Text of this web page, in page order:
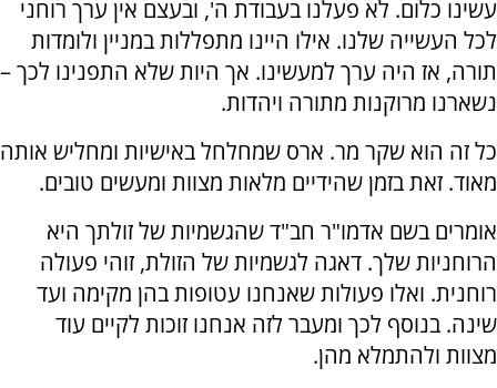
עשינו כלום. לא פעלנו בעבודת ה', ובעצם אין ערך רוחני
לכל העשייה שלנו. אילו היינו מתפללות במניין ולומדות
תורה, אז היה ערך למעשינו. אך היות שלא התפנינו לכך –
נשארנו מרוקנות מתורה ויהדות.
כל זה הוא שקר מר. ארס שמחלחל באישיות ומחליש אותה
מאוד. זאת בזמן שהידיים מלאות מצוות ומעשים טובים.
אומרים בשם אדמו"ר חב"ד שהגשמיות של זולתך היא
הרוחניות שלך. דאגה לגשמיות של הזולת, זוהי פעולה
רוחנית. ואלו פעולות שאנחנו עטופות בהן מקימה ועד
שינה. בנוסף לכך ומעבר לזה אנחנו זוכות לקיים עוד
מצוות ולהתמלא מהן.